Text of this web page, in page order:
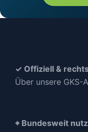
✓ Offiziell &
Über unsere GKS-
⌖ Bundesweit